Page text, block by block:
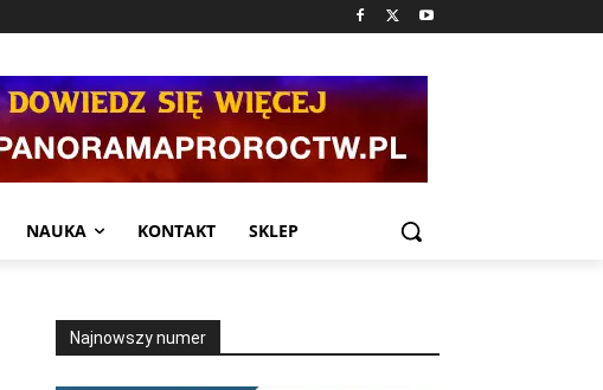
NAUKA KONTAKT SKLEP
Najnowszy numer